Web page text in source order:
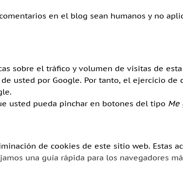
en el blog sean humanos y no
sobre el tráfico y volumen de visitas de
usted por Google. Por tanto, el ejercicio de
usted pueda pinchar en botones del tipo Me
de cookies de este sitio web. Estas
una guía rápida para los navegadores